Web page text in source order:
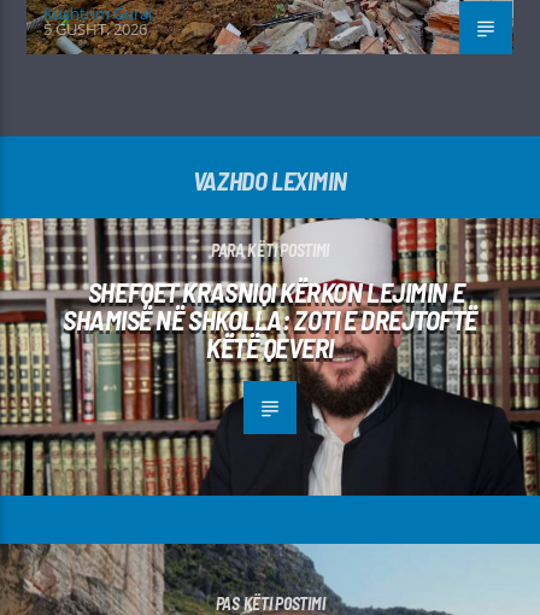
Kushtrim Guraj
5 GUSHT, 2026
VAZHDO LEXIMIN
PARA KËTI POSTIMI
SHEFQET KRASNIQI KËRKON LEJIMIN E
SHAMISË NË SHKOLLA: ZOTI E DREJTOFTË
KËTË QEVERI
PAS KËTI POSTIMI